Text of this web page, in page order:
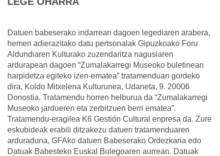
Datuen babeserako indarrean dagoen legediaren arabera,
hemen adierazitako datu pertsonalak Gipuzkoako Foru
Aldundiaren Kulturako zuzendaritza nagusiaren
ardurapean dagoen “Zumalakarregi Museoko buletinean
harpidetza egiteko izen-ematea” tratamenduan gordeko
dira, Koldo Mitxelena Kulturunea, Udaneta, 9. 20006
Donostia. Tratamendu horren helburua da “Zumalakarregi
Museoko jardueren eta zerbitzuen berri ematea”.
Tratamendu-eragilea K6 Gestión Cultural enpresa da. Zure
eskubideak erabili ditzakezu datuen tratamenduaren
arduraduna, GFAko datuen Babeserako Ordezkaria edo
Datuak Babesteko Euskal Bulegoaren aurrean. Datuak